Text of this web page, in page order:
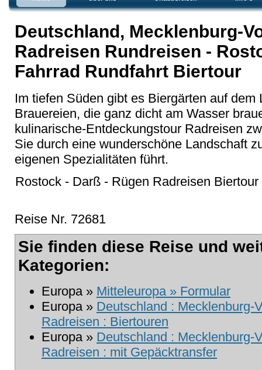
Deutschland, Mecklenburg-
Radreisen Rundreisen -
Fahrrad Rundfahrt Biertour
Im tiefen Süden gibt es Biergärten auf
Brauereien, die ganz dicht am Wasser
kulinarische-Entdeckungstour Radreisen
Sie durch eine wunderschöne Landschaft
eigenen Spezialitäten führt.
Rostock - Darß - Rügen Radreisen
Reise Nr. 72681
Sie finden diese Reise und
Kategorien:
Europa » Mitteleuropa » Formular
Europa » Deutschland : Mecklenburg-
Radreisen : Biertouren
Europa » Deutschland : Mecklenburg-
Radreisen : mit Gepäcktransfer